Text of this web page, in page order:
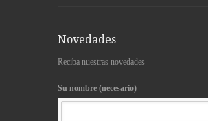
Novedades
Reciba nuestras novedades
Su nombre (necesario)